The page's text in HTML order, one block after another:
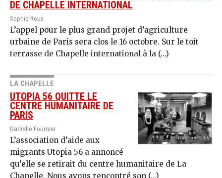
DE CHAPELLE INTERNATIONAL
Sophie Roux
L’appel pour le plus grand projet d’agriculture
urbaine de Paris sera clos le 16 octobre. Sur le toit
terrasse de Chapelle international à la (…)
LA CHAPELLE
UTOPIA 56 QUITTE LE
CENTRE HUMANITAIRE DE
PARIS
Danielle Fournier
L’association d’aide aux
migrants Utopia 56 a annoncé
qu’elle se retirait du centre humanitaire de La
Chapelle. Nous avons rencontré son (…)